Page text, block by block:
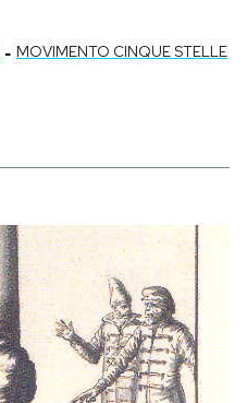
- MOVIMENTO CINQUE STELLE